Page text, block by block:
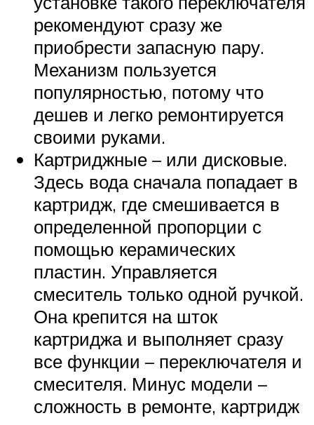
рекомендуют сразу же
приобрести запасную пару.
Механизм пользуется
популярностью, потому что
дешев и легко ремонтируется
своими руками.
Картриджные – или дисковые.
Здесь вода сначала попадает в
картридж, где смешивается в
определенной пропорции с
помощью керамических
пластин. Управляется
смеситель только одной ручкой.
Она крепится на шток
картриджа и выполняет сразу
все функции – переключателя и
смесителя. Минус модели –
сложность в ремонте, картридж